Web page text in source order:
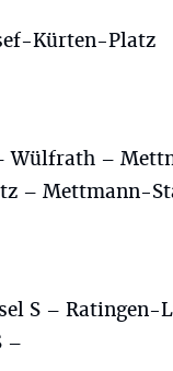
Kürten-Platz
Wülfrath –
– Mettmann-
S – Ratingen-
–